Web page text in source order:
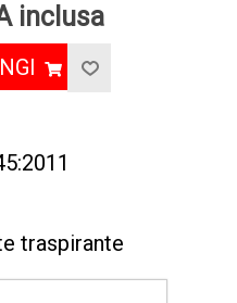
inclusa
traspirante